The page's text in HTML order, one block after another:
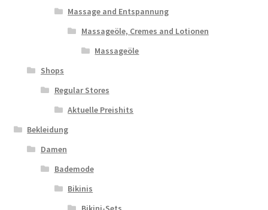
Massage and Entspannung
Massageöle, Cremes and Lotionen
Massageöle
Shops
Regular Stores
Aktuelle Preishits
Bekleidung
Damen
Bademode
Bikinis